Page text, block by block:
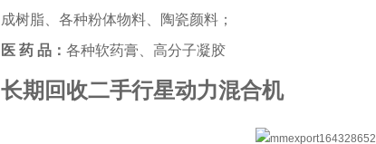
成树脂、各种粉体物料、陶瓷颜料；
医 药 品： 各种软药膏、高分子凝胶
长期回收二手行星动力混合机